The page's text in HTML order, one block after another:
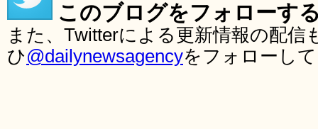
このブログをフォローす
また、Twitterによる更新情報の配
ひ@dailynewsagencyをフォローし